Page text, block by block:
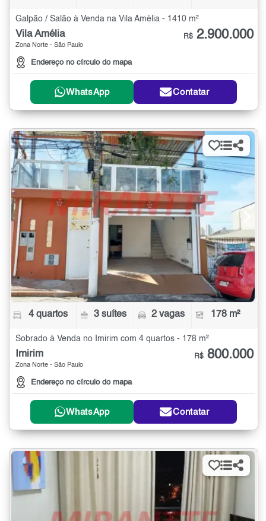
Galpão / Salão à Venda na Vila Amélia - 1410 m²
Vila Amélia
Zona Norte - São Paulo
Endereço no círculo do mapa
R$ 2.900.000
WhatsApp Contatar
4 quartos 3 suítes 2 vagas 178 m²
Sobrado à Venda no Imirim com 4 quartos - 178 m²
Imirim
Zona Norte - São Paulo
Endereço no círculo do mapa
R$ 800.000
WhatsApp Contatar